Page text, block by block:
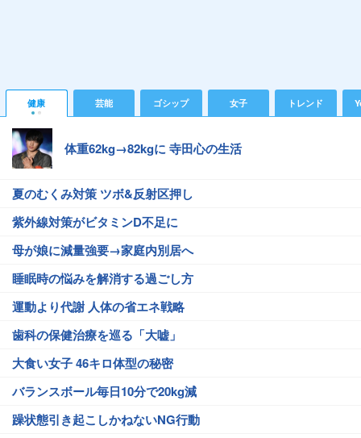
健康 芸能 ゴシップ 女子 トレンド
体重62kg→82kgに 寺田心の生活
夏のむくみ対策 ツボ&反射区押し
紫外線対策がビタミンD不足に
母が娘に減量強要→家庭内別居へ
睡眠時の悩みを解消する過ごし方
運動より代謝 人体の省エネ戦略
歯科の保健治療を巡る「大嘘」
大食い女子 46キロ体型の秘密
バランスボール毎日10分で20kg減
躁状態引き起こしかねないNG行動